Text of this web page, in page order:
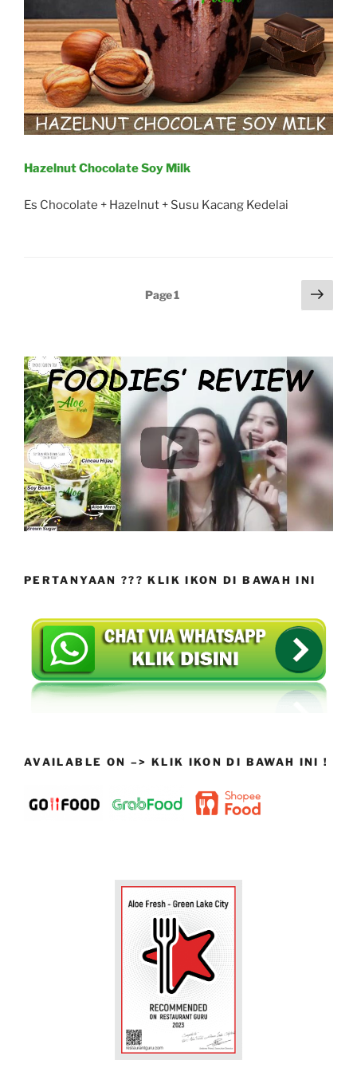
Hazelnut Chocolate Soy Milk
Es Chocolate + Hazelnut + Susu Kacang Kedelai
Page1
Next
page
PERTANYAAN ??? KLIK IKON DI BAWAH INI
AVAILABLE ON –> KLIK IKON DI BAWAH INI !